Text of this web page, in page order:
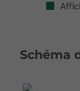
Schéma